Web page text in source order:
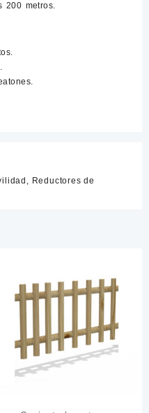
200 metros.
, Reductores de